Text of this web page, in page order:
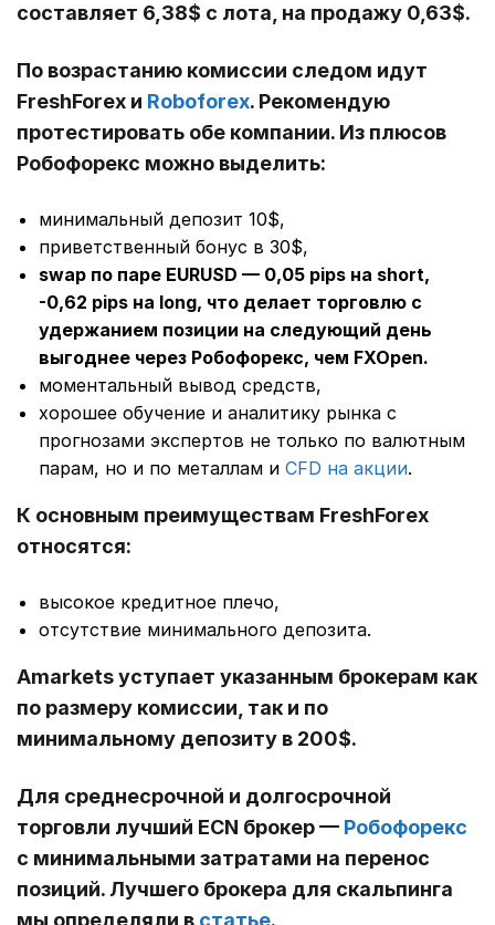
составляет 6,38$ с лота, на продажу 0,63$.
По возрастанию комиссии следом идут
FreshForex и Roboforex. Рекомендую
протестировать обе компании. Из плюсов
Робофорекс можно выделить:
минимальный депозит 10$,
приветственный бонус в 30$,
swap по паре EURUSD — 0,05 pips на short,
-0,62 pips на long, что делает торговлю с
удержанием позиции на следующий день
выгоднее через Робофорекс, чем FXOpen.
моментальный вывод средств,
хорошее обучение и аналитику рынка с
прогнозами экспертов не только по валютным
парам, но и по металлам и CFD на акции.
К основным преимуществам FreshForex
относятся:
высокое кредитное плечо,
отсутствие минимального депозита.
Amarkets уступает указанным брокерам как
по размеру комиссии, так и по
минимальному депозиту в 200$.
Для среднесрочной и долгосрочной
торговли лучший ECN брокер — Робофорекс
с минимальными затратами на перенос
позиций. Лучшего брокера для скальпинга
мы определяли в статье.